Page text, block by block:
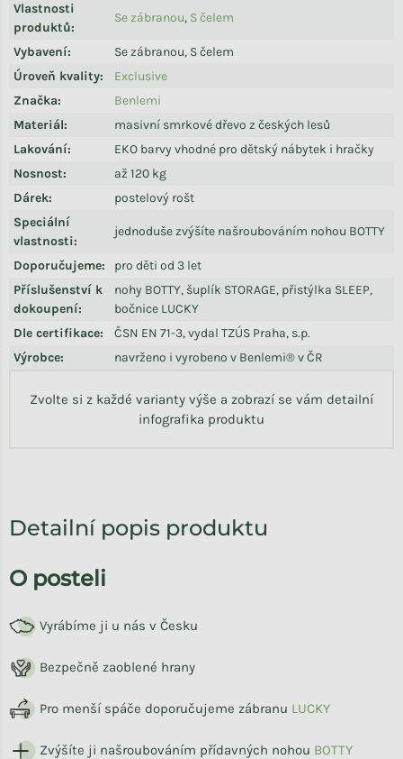
Vlastnosti
produktů:
Se zábranou, S čelem
Vybavení:
Se zábranou, S čelem
Úroveň kvality:
Exclusive
Značka:
Benlemi
Materiál:
masivní smrkové dřevo z českých lesů
Lakování:
EKO barvy vhodné pro dětský nábytek i hračky
Nosnost:
až 120 kg
Dárek:
postelový rošt
Speciální
vlastnosti:
jednoduše zvýšíte našroubováním nohou BOTTY
Doporučujeme:
pro děti od 3 let
Příslušenství k
dokoupení:
nohy BOTTY, šuplík STORAGE, přistýlka SLEEP,
bočnice LUCKY
Dle certifikace:
ČSN EN 71-3, vydal TZÚS Praha, s.p.
Výrobce: navrženo i vyrobeno v Benlemi® v ČR
Zvolte si z každé varianty výše a zobrazí se vám detailní
infografika produktu
Detailní popis produktu
O posteli
Vyrábíme ji u nás v Česku
Bezpečně zaoblené hrany
Pro menší spáče doporučujeme zábranu LUCKY
Zvýšíte ji našroubováním přídavných nohou BOTTY